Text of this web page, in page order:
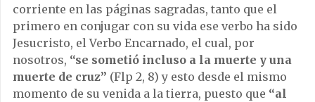
corriente en las páginas sagradas, tanto que el
primero en conjugar con su vida ese verbo ha sido
Jesucristo, el Verbo Encarnado, el cual, por
nosotros, “se sometió incluso a la muerte y una
muerte de cruz” (Flp 2, 8) y esto desde el mismo
momento de su venida a la tierra, puesto que “al